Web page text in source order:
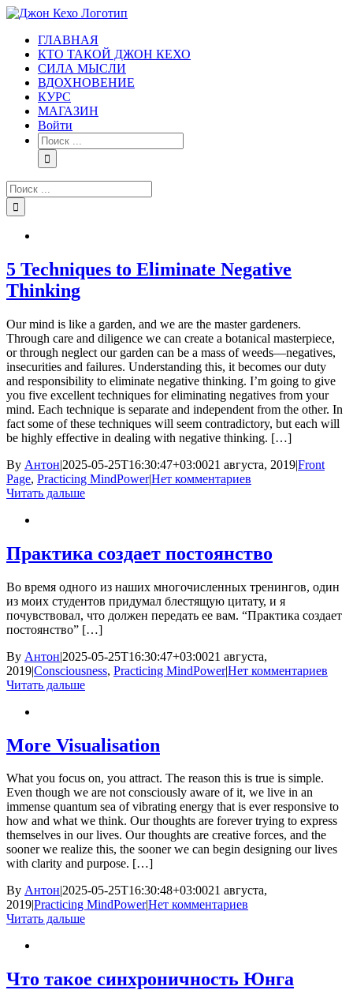
Skip
contentГЛАВНАЯ
КТО ТАКОЙ ДЖОН КЕХО
СИЛА МЫСЛИ
ВДОХНОВЕНИЕ
КУРС
МАГАЗИН
Войти
Результат
поиска:
Результат
поиска:
5 Techniques to Eliminate Negative
Thinking
Our mind is like a garden, and we are the master gardeners.
Through care and diligence we can create a botanical masterpiece,
or through neglect our garden can be a mass of weeds—negatives,
insecurities and failures. Understanding this, it becomes our duty
and responsibility to eliminate negative thinking. I’m going to give
you five excellent techniques for eliminating negatives from your
mind. Each technique is separate and independent from the other. In
fact some of these techniques will seem contradictory, but each will
be highly effective in dealing with negative thinking. […]
By Антон|2025-05-25T16:30:47+03:0021 августа, 2019|Front
Page, Practicing MindPower|Нет комментариев
Читать дальше
Практика создает постоянство
Во время одного из наших многочисленных тренингов, один
из моих студентов придумал блестящую цитату, и я
почувствовал, что должен передать ее вам. “Практика создает
постоянство” […]
By Антон|2025-05-25T16:30:47+03:0021 августа,
2019|Consciousness, Practicing MindPower|Нет комментариев
Читать дальше
More Visualisation
What you focus on, you attract. The reason this is true is simple.
Even though we are not consciously aware of it, we live in an
immense quantum sea of vibrating energy that is ever responsive to
how and what we think. Our thoughts are forever trying to express
themselves in our lives. Our thoughts are creative forces, and the
sooner we realize this, the sooner we can begin designing our lives
with clarity and purpose. […]
By Антон|2025-05-25T16:30:48+03:0021 августа,
2019|Practicing MindPower|Нет комментариев
Читать дальше
Что такое синхроничность Юнга